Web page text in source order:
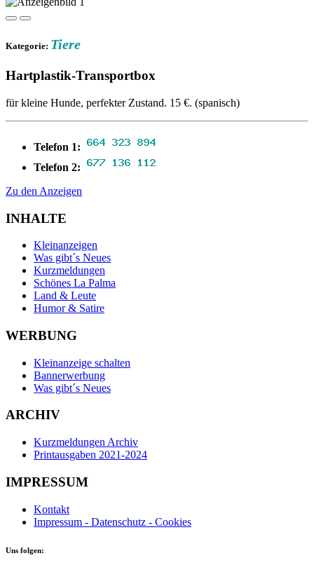
Kategorie: Tiere
Hartplastik-Transportbox
für kleine Hunde, perfekter Zustand. 15 €. (spanisch)
Telefon 1:
Telefon 2:
Zu den Anzeigen
INHALTE
Kleinanzeigen
Was gibt´s Neues
Kurzmeldungen
Schönes La Palma
Land & Leute
Humor & Satire
WERBUNG
Kleinanzeige schalten
Bannerwerbung
Was gibt´s Neues
ARCHIV
Kurzmeldungen Archiv
Printausgaben 2021-2024
IMPRESSUM
Kontakt
Impressum - Datenschutz - Cookies
Uns folgen: